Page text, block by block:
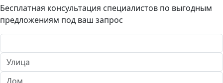
Бесплатная консультация специалистов по выгодным
предложениям под ваш запрос